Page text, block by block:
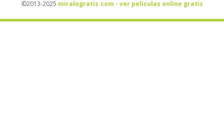
©2013-2025 miralogratis.com - ver peliculas online gratis